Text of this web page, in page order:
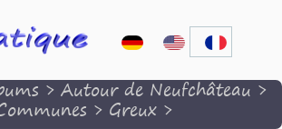
>Autour de Neufchâteau>
> Greux>